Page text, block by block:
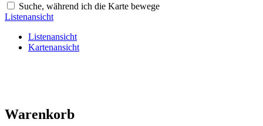
Suche, während ich die Karte bewege
Listenansicht
Listenansicht
Kartenansicht
Warenkorb